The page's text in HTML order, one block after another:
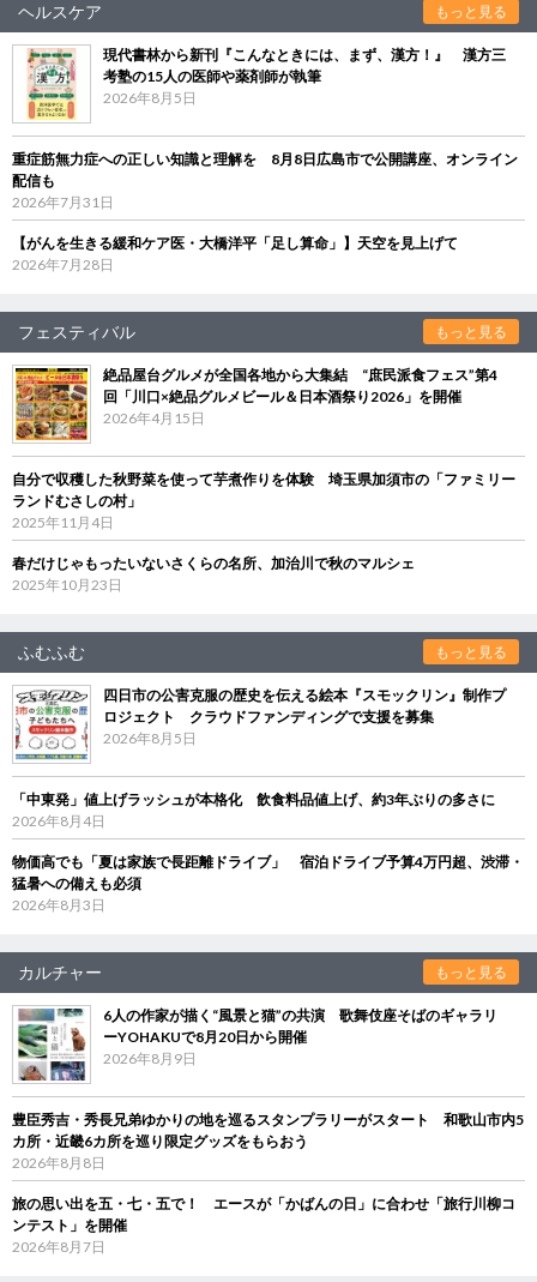
ヘルスケア もっと見る
現代書林から新刊『こんなときには、まず、漢方！』 漢方三
考塾の15人の医師や薬剤師が執筆
2026年8月5日
重症筋無力症への正しい知識と理解を 8月8日広島市で公開講座、オンライン
配信も
2026年7月31日
【がんを生きる緩和ケア医・大橋洋平「足し算命」】天空を見上げて
2026年7月28日
フェスティバル もっと見る
絶品屋台グルメが全国各地から大集結 “庶民派食フェス”第4
回「川口×絶品グルメビール＆日本酒祭り2026」を開催
2026年4月15日
自分で収穫した秋野菜を使って芋煮作りを体験 埼玉県加須市の「ファミリー
ランドむさしの村」
2025年11月4日
春だけじゃもったいないさくらの名所、加治川で秋のマルシェ
2025年10月23日
ふむふむ もっと見る
四日市の公害克服の歴史を伝える絵本『スモックリン』制作プ
ロジェクト クラウドファンディングで支援を募集
2026年8月5日
「中東発」値上げラッシュが本格化 飲食料品値上げ、約3年ぶりの多さに
2026年8月4日
物価高でも「夏は家族で長距離ドライブ」 宿泊ドライブ予算4万円超、渋滞・
猛暑への備えも必須
2026年8月3日
カルチャー もっと見る
6人の作家が描く“風景と猫”の共演 歌舞伎座そばのギャラリ
ーYOHAKUで8月20日から開催
2026年8月9日
豊臣秀吉・秀長兄弟ゆかりの地を巡るスタンプラリーがスタート 和歌山市内5
カ所・近畿6カ所を巡り限定グッズをもらおう
2026年8月8日
旅の思い出を五・七・五で！ エースが「かばんの日」に合わせ「旅行川柳コ
ンテスト」を開催
2026年8月7日